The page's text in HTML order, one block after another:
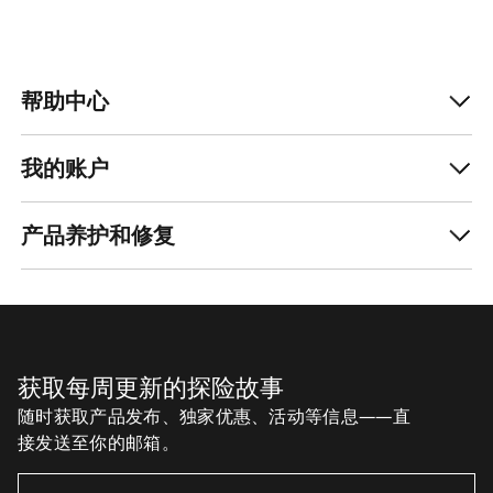
帮助中心
我的账户
产品养护和修复
获取每周更新的探险故事
随时获取产品发布、独家优惠、活动等信息——直
接发送至你的邮箱。